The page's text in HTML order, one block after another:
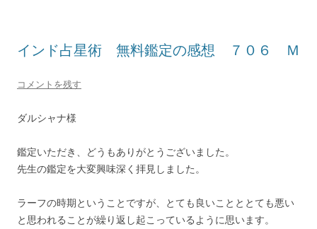
インド占星術 無料鑑定の感想 ７０６ Ｍ
コメントを残す
ダルシャナ様
鑑定いただき、どうもありがとうございました。
先生の鑑定を大変興味深く拝見しました。
ラーフの時期ということですが、とても良いことととても悪い
と思われることが繰り返し起こっているように思います。